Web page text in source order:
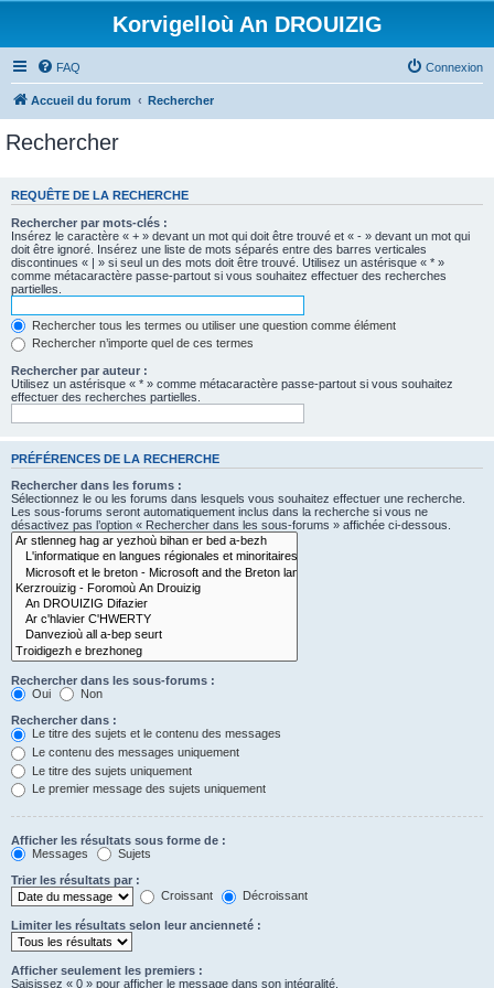
Korvigelloù An DROUIZIG
FAQ Connexion
Accueil du forum Rechercher
Rechercher
REQUÊTE DE LA RECHERCHE
Rechercher par mots-clés :
Insérez le caractère « + » devant un mot qui doit être trouvé et « - » devant un mot qui
doit être ignoré. Insérez une liste de mots séparés entre des barres verticales
discontinues « | » si seul un des mots doit être trouvé. Utilisez un astérisque « * »
comme métacaractère passe-partout si vous souhaitez effectuer des recherches
partielles.
Rechercher tous les termes ou utiliser une question comme élément
Rechercher n’importe quel de ces termes
Rechercher par auteur :
Utilisez un astérisque « * » comme métacaractère passe-partout si vous souhaitez
effectuer des recherches partielles.
PRÉFÉRENCES DE LA RECHERCHE
Rechercher dans les forums :
Sélectionnez le ou les forums dans lesquels vous souhaitez effectuer une recherche.
Les sous-forums seront automatiquement inclus dans la recherche si vous ne
désactivez pas l’option « Rechercher dans les sous-forums » affichée ci-dessous.
Rechercher dans les sous-forums :
Oui
Non
Rechercher dans :
Le titre des sujets et le contenu des messages
Le contenu des messages uniquement
Le titre des sujets uniquement
Le premier message des sujets uniquement
Afficher les résultats sous forme de :
Messages
Sujets
Trier les résultats par :
Croissant
Décroissant
Limiter les résultats selon leur ancienneté :
Afficher seulement les premiers :
Saisissez « 0 » pour afficher le message dans son intégralité.